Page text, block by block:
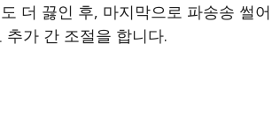
더 끓인 후, 마지막으로 파송송 썰
가 간 조절을 합니다.